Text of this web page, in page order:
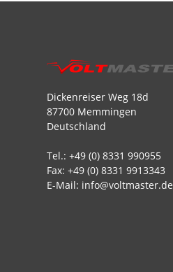
Dickenreiser Weg 18d
87700 Memmingen
Deutschland
Tel.: +49 (0) 8331 990955
Fax: +49 (0) 8331 9913343
E-Mail: info@voltmaster.de